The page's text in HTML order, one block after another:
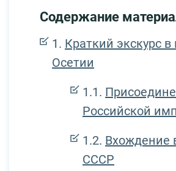
Содержание
Краткий экскурс
Осетии
Российской
Вхождение
СССР